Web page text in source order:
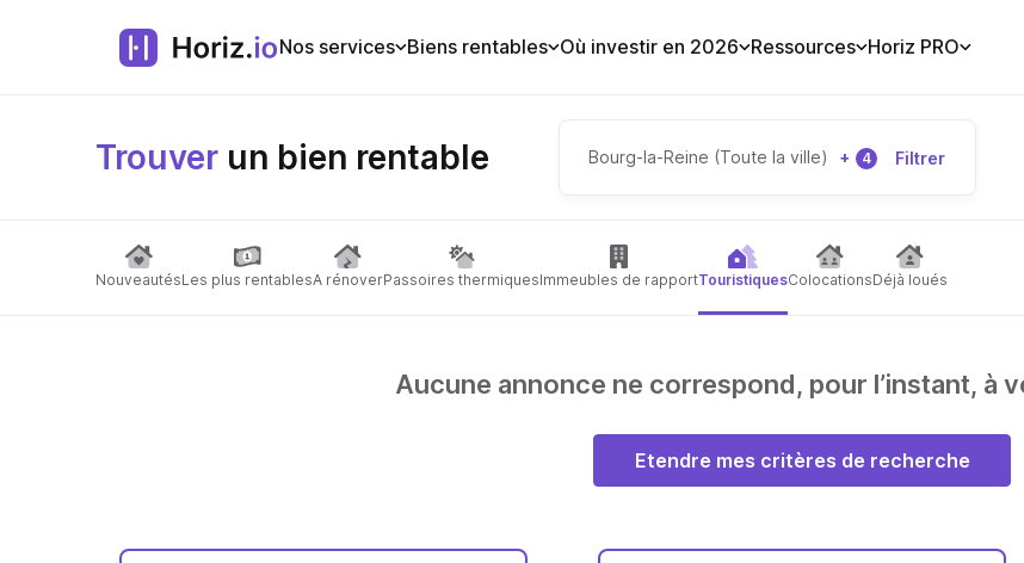
Nos services Biens rentables Où investir en 2026 Ressources Horiz PRO
Trouver un bien rentable Bourg-la-Reine (Toute la ville) + 4 Filtrer
NouveautésLes plus rentablesA rénoverPassoires thermiquesImmeubles de rapportTouristiquesColocationsDéjà loués
Aucune annonce ne correspond, pour l’instant, à
Etendre mes critères de recherche